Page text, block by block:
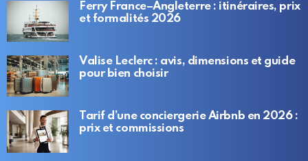
Ferry France–Angleterre : itinéraires, prix
et formalités 2026
Valise Leclerc : avis, dimensions et guide
pour bien choisir
Tarif d’une conciergerie Airbnb en 2026 :
prix et commissions